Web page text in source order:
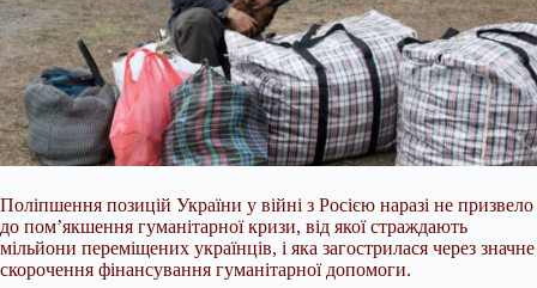
Поліпшення позицій України у війні з Росією наразі не призвело
до пом’якшення гуманітарної кризи, від якої страждають
мільйони переміщених українців, і яка загострилася через значне
скорочення фінансування гуманітарної допомоги.